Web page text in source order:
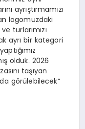
ayrıştırmamızı
logomuzdaki
turlarımızı
ayrı bir kategori
olduk. 2026
taşıyan
görülebilecek”